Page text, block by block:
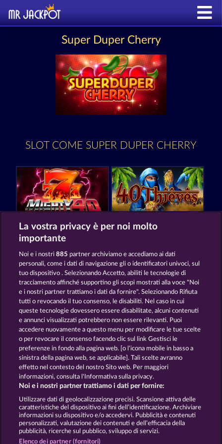
Super Duper Cherry
SLOT COME SUPER DUPER CHERRY
Mighty 40 40 Thieves
Frooty Troupe Sun Splash 40 Sevens Diamond Treasures
Termini e condizioni
Informativa sulla privacy e cookies
Note legali Società FAQ
Invia richiesta di recesso
La vostra privacy è per noi molto
importante
Noi e i nostri885 partner archiviamo e accediamo ai dati
personali, come i dati di navigazione gli o identificatori univoci, sul
tuo dispositivo . Selezionando Accetto, abiliti le tecnologie di
tracciamento affinché supportino gli scopi mostrati alla voce "Noi
e i nostri partner trattiamo i dati da fornire". Selezionando Rifiuta
tutti o revocando il tuo consenso, le disabiliti. Nel caso in cui
queste tecnologie dovessero essere disabilitate, alcuni contenuti
e annunci visualizzati potrebbero non essere rilevanti. Puoi
accedere nuovamente a questo menu per modificare le tue scelte
o per revocare il consenso facendo clic sul link Gestisci le
preferenze in fondo alla pagina web. [o l'icona mobile in basso a
sinistra della pagina web, se applicabile]. Tali scelte avranno
effetto nel contesto del nostro Sito web. Per maggiori
informazioni, consulta l'Informativa sulla privacy.
Noi e i nostri partner trattiamo i dati per fornire:
Utilizzare dati di geolocalizzazione precisi. Scansione attiva delle
caratteristiche del dispositivo ai fini dell’identificazione. Archiviare
informazioni su dispositivo e/o accedervi. Pubblicità e contenuti
personalizzati, valutazione dei contenuti e dell’efficacia della
pubblicità, ricerche sul pubblico, sviluppo di servizi.
Elenco dei partner (fornitori)